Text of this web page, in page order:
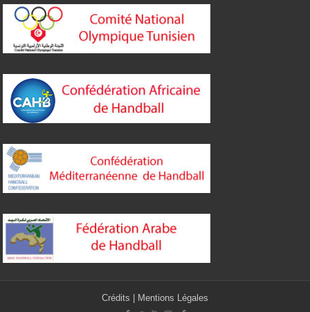
Crédits Mentions Légales